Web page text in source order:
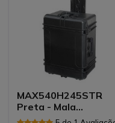
MAX540H245STR
Preta - Mala
resistente com rodas